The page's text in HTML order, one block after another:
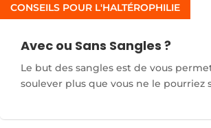
Avec ou Sans Sangles ?
CONSEILS POUR L'HALTÉROPHILIE
Le but des sangles est de vous
soulever plus que vous ne le pourriez